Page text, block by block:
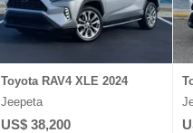
Toyota RAV4 XLE 2024
Jeepeta
US$ 38,200